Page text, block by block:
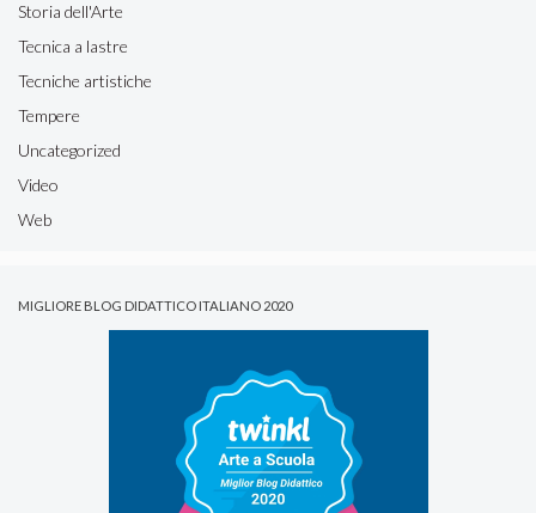
Storia dell'Arte
Tecnica a lastre
Tecniche artistiche
Tempere
Uncategorized
Video
Web
MIGLIORE BLOG DIDATTICO ITALIANO 2020